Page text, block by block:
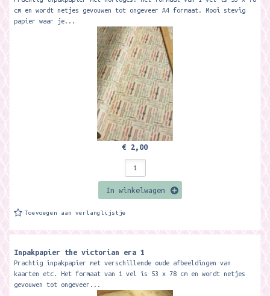
cm en wordt netjes gevouwen tot ongeveer A4 formaat. Mooi stevig
papier waar je...
€ 2,00
In winkelwagen
Toevoegen aan verlanglijstje
Inpakpapier the victorian era 1
Prachtig inpakpapier met verschillende oude afbeeldingen van
kaarten etc. Het formaat van 1 vel is 53 x 78 cm en wordt netjes
gevouwen tot ongeveer...